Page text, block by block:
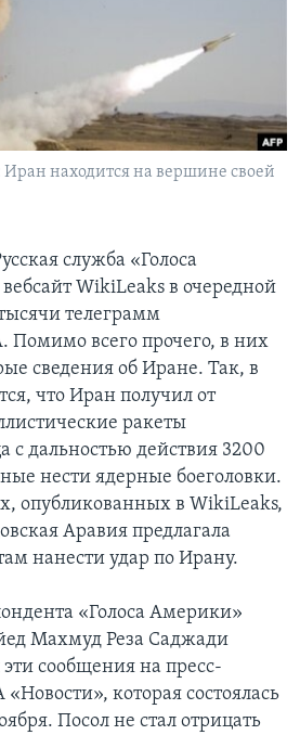
Иран находится на вершине своей
служба «Голоса
WikiLeaks в очередной
телеграмм
Помимо всего прочего, в них
сведения об Иране. Так, в
что Иран получил от
ракеты
с дальностью действия 3200
нести ядерные боеголовки.
опубликованных в WikiLeaks,
Аравия предлагала
нанести удар по Ирану.
«Голоса Америки»
Махмуд Реза Саджади
сообщения на пресс-
которая состоялась
Посол не стал отрицать